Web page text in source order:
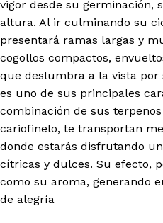
vigor desde su germinación,
altura. Al ir culminando su
presentará ramas largas y
cogollos compactos,
que deslumbra a la vista
es uno de sus principales
combinación de sus
cariofinelo, te transportan
donde estarás disfrutando
cítricas y dulces. Su efecto,
como su aroma, generando
de alegría